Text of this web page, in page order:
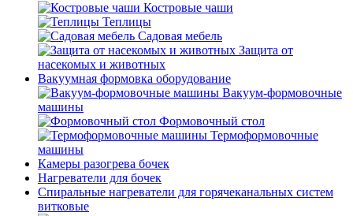
Костровые чаши
Теплицы
Садовая мебель
Защита от
насекомых и животных
Вакуумная формовка оборудование
Вакуум-формовочные
машины
Формовочный стол
Термоформовочные
машины
Камеры разогрева бочек
Нагреватели для бочек
Спиральные нагреватели для горячеканальных систем
витковые